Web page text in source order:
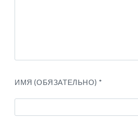
ИМЯ (ОБЯЗАТЕЛЬНО) *